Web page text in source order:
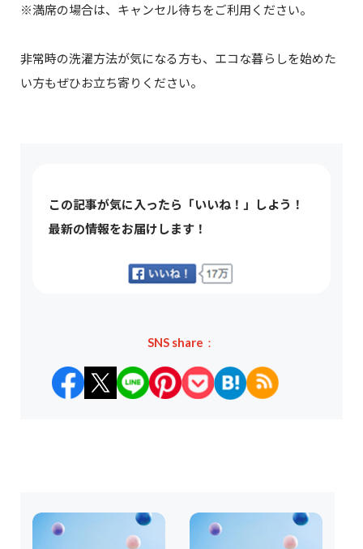
※満席の場合は、キャンセル待ちをご利用ください。
非常時の洗濯方法が気になる方も、エコな暮らしを始めた
い方もぜひお立ち寄りください。
この記事が気に入ったら「いいね！」しよう！
最新の情報をお届けします！
SNS share：